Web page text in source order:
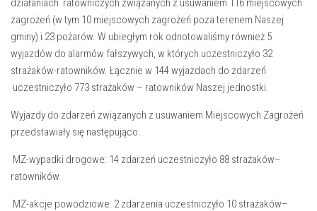
działaniach ratowniczych związanych z usuwaniem 116 miejscowych
zagrożeń (w tym 10 miejscowych zagrożeń poza terenem Naszej
gminy) i 23 pożarów. W ubiegłym rok odnotowaliśmy również 5
wyjazdów do alarmów fałszywych, w których uczestniczyło 32
strażaków-ratowników. Łącznie w 144 wyjazdach do zdarzeń
uczestniczyło 773 strażaków – ratowników Naszej jednostki.
Wyjazdy do zdarzeń związanych z usuwaniem Miejscowych Zagrożeń
przedstawiały się następująco:
MZ-wypadki drogowe: 14 zdarzeń uczestniczyło 88 strażaków–
ratowników
MZ-akcje powodziowe: 2 zdarzenia uczestniczyło 10 strażaków–